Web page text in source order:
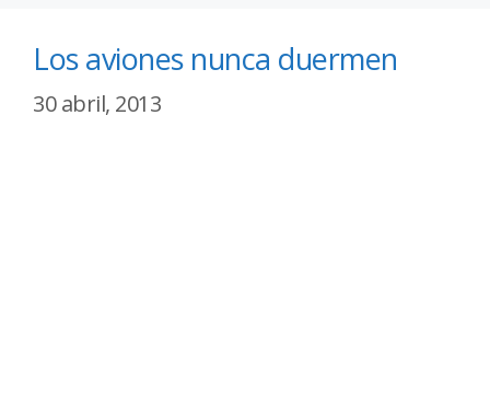
Los aviones nunca duermen
30 abril, 2013